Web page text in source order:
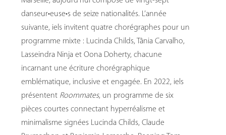
danseur•euse•s de seize nationalités. L’année
suivante, iels invitent quatre chorégraphes pour un
programme mixte : Lucinda Childs, Tânia Carvalho,
Lasseindra Ninja et Oona Doherty, chacune
incarnant une écriture chorégraphique
emblématique, inclusive et engagée. En 2022, iels
présentent Roommates, un programme de six
pièces courtes connectant hyperréalisme et
minimalisme signées Lucinda Childs, Claude